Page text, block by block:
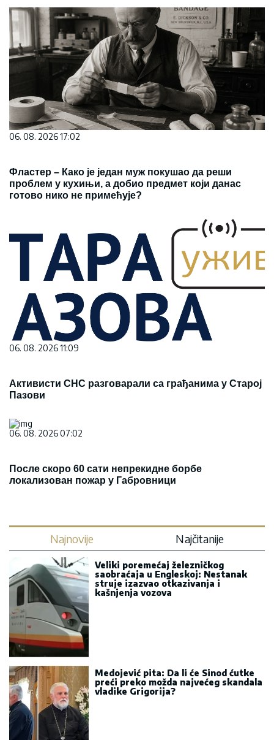
06. 08. 2026 17:02
Фластер – Како је један муж покушао да реши
проблем у кухињи, а добио предмет који данас
готово нико не примећује?
06. 08. 2026 11:09
Активисти СНС разговарали са грађанима у Старој
Пазови
06. 08. 2026 07:02
После скоро 60 сати непрекидне борбе
локализован пожар у Габровници
Najnovije Najčitanije
Veliki poremećaj železničkog
saobraćaja u Engleskoj: Nestanak
struje izazvao otkazivanja i
kašnjenja vozova
Medojević pita: Da li će Sinod ćutke
preći preko možda najvećeg skandala
vladike Grigorija?